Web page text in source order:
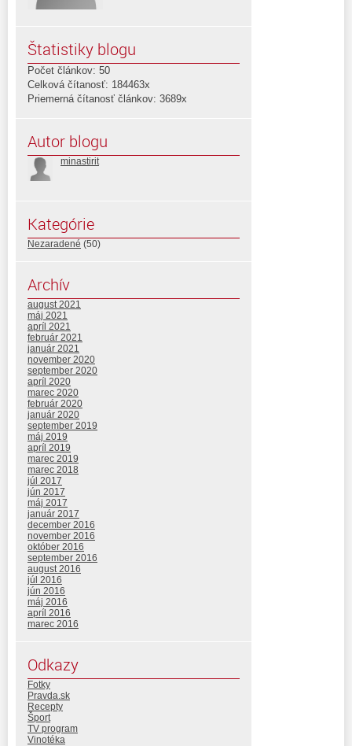
Štatistiky blogu
Počet článkov: 50
Celková čítanosť: 184463x
Priemerná čítanosť článkov: 3689x
Autor blogu
minastirit
Kategórie
Nezaradené (50)
Archív
august 2021
máj 2021
apríl 2021
február 2021
január 2021
november 2020
september 2020
apríl 2020
marec 2020
február 2020
január 2020
september 2019
máj 2019
apríl 2019
marec 2019
marec 2018
júl 2017
jún 2017
máj 2017
január 2017
december 2016
november 2016
október 2016
september 2016
august 2016
júl 2016
jún 2016
máj 2016
apríl 2016
marec 2016
Odkazy
Fotky
Pravda.sk
Recepty
Šport
TV program
Vinotéka